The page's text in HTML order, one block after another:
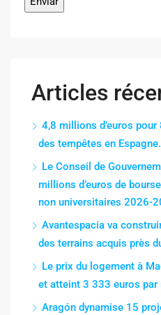
Articles
4,8 millions d’euros
des tempêtes en Espagne.
Le Conseil de
millions d’euros de
non universitaires 2026-
Avantespacia va
des terrains acquis près
Le prix du logement à
et atteint 3 333 euros par
Aragón dynamise 15